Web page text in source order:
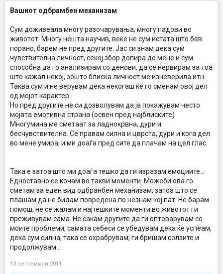
Вашиот одбрамбен механизам
Сум доживеала многу разочарувања, многу падови во
животот. Многу нешта научив, веќе не сум истата што бев
порано, барем не пред другите. Јас си знам дека сум
чувствителна личност, секој збор допира до мене и сум
способна да го анализирам со денови, да се нервирам за тоа
што кажал некој, зошто блиска личност ме изневерила итн.
Таква сум и не верувам дека некогаш ќе го сменам овој дел
од мојот карактер.
Но пред другите не си дозволувам да ја покажувам често
мојата емотивна страна (освен пред најблиските)
Многумина ме сметаат за ладнокрвна, дури и
бесчувствителна. Се правам силна и цврста, дури и кога дел
во мене умира, и ми доаѓа пред сите да плачам на цел глас.
Така е затоа што ми доаѓа тешко да ги изразам емоциите...
Едноставно се кочам во такви моменти. Можеби ова го
сметам за еден вид одбранбен механизам, затоа што се
плашам да не бидам повредена по незнам кој пат. Не барам
помош, не се жалам и најтешките моменти во животот ги
преживувам сама. Не сакам другите да ги оптоварувам со
моите проблеми, самата себеси се убедувам дека ќе успеам,
дека сум силна, така се охрабрувам, ги бришам солзите и
продолжувам...
13 септември 2011